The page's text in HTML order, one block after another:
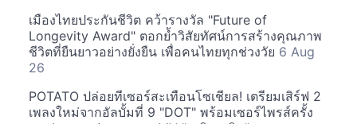
เมืองไทยประกันชีวิต คว้ารางวัล "Future of
Longevity Award" ตอกย้ำวิสัยทัศน์การสร้างคุณภาพ
ชีวิตที่ยืนยาวอย่างยั่งยืน เพื่อคนไทยทุกช่วงวัย 6 Aug
26
POTATO ปล่อยทีเซอร์สะเทือนโซเชียล! เตรียมเสิร์ฟ 2
เพลงใหม่จากอัลบั้มที่ 9 "DOT" พร้อมเซอร์ไพรส์ครั้ง